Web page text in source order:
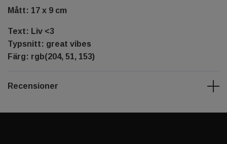
Mått: 17 x 9 cm
Text: Liv <3
Typsnitt: great vibes
Färg: rgb(204, 51, 153)
Recensioner